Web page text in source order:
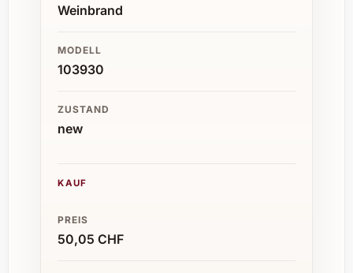
Weinbrand
MODELL
103930
ZUSTAND
new
KAUF
PREIS
50,05 CHF